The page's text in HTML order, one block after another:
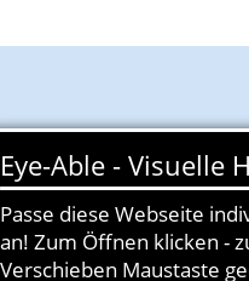
Ehrenamt